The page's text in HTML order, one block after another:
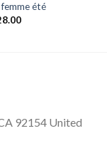
été
92154 United